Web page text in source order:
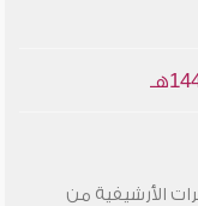
الأرشيفية من